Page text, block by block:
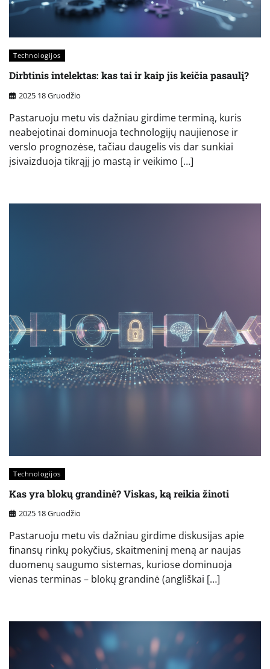
Technologijos
Dirbtinis intelektas: kas tai ir kaip jis keičia pasaulį?
2025 18 Gruodžio
Pastaruoju metu vis dažniau girdime terminą, kuris
neabejotinai dominuoja technologijų naujienose ir
verslo prognozėse, tačiau daugelis vis dar sunkiai
įsivaizduoja tikrąjį jo mastą ir veikimo […]
Technologijos
Kas yra blokų grandinė? Viskas, ką reikia žinoti
2025 18 Gruodžio
Pastaruoju metu vis dažniau girdime diskusijas apie
finansų rinkų pokyčius, skaitmeninį meną ar naujas
duomenų saugumo sistemas, kuriose dominuoja
vienas terminas – blokų grandinė (angliškai […]